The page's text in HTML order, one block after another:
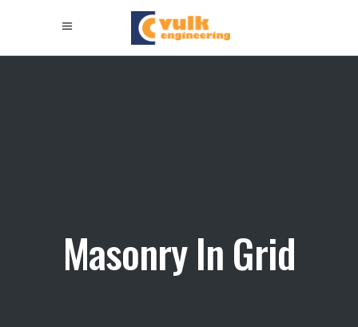
Masonry In Grid